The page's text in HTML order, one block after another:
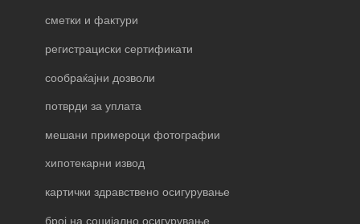
сметки и фактури
регистрациски сертификати
сообраќајни дозволи
потврди за уплата
мешани примероци фотографии
хипотекарни извод
картички здравствено осигурување
број на социјално осигурување